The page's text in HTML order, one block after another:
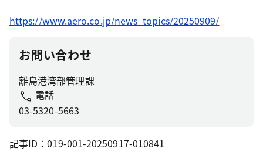
https://www.aero.co.jp/news_topics/20250909/
お問い合わせ
離島港湾部管理課
電話
03-5320-5663
記事ID：019-001-20250917-010841